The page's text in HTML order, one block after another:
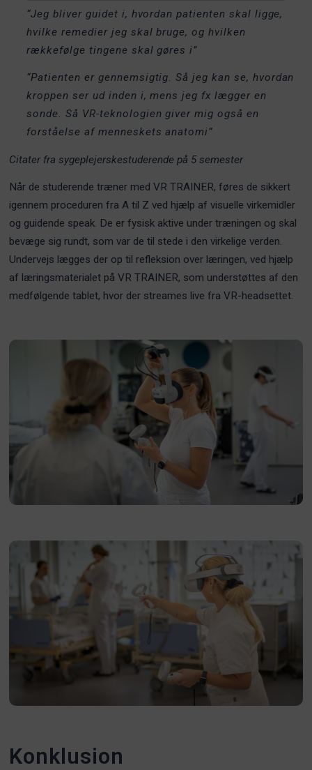
“Jeg bliver guidet i, hvordan patienten skal ligge,
hvilke remedier jeg skal bruge, og hvilken
rækkefølge tingene skal gøres i”
“Patienten er gennemsigtig. Så jeg kan se, hvordan
kroppen ser ud inden i, mens jeg fx lægger en
sonde. Så VR-teknologien giver mig også en
forståelse af menneskets anatomi”
Citater fra sygeplejerskestuderende på 5 semester
Når de studerende træner med VR TRAINER, føres de sikkert
igennem proceduren fra A til Z ved hjælp af visuelle virkemidler
og guidende speak. De er fysisk aktive under træningen og skal
bevæge sig rundt, som var de til stede i den virkelige verden.
Undervejs lægges der op til refleksion over læringen, ved hjælp
af læringsmaterialet på VR TRAINER, som understøttes af den
medfølgende tablet, hvor der streames live fra VR-headsettet.
Konklusion